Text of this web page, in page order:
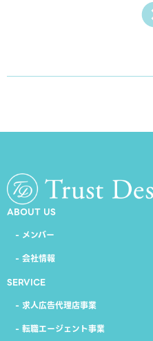
ABOUT US
- メンバー
- 会社情報
SERVICE
- 求人広告代理店事業
- 転職エージェント事業